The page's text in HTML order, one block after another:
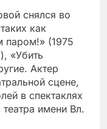
снялся во
как
паром!» (1975
«Убить
Актер
сцене,
в спектаклях
имени Вл.